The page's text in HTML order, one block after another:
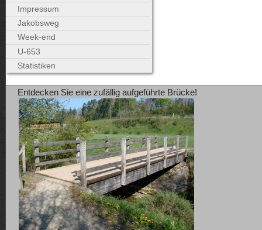
Impressum
Jakobsweg
Week-end
U-653
Statistiken
Entdecken Sie eine zufällig aufgeführte Brücke!